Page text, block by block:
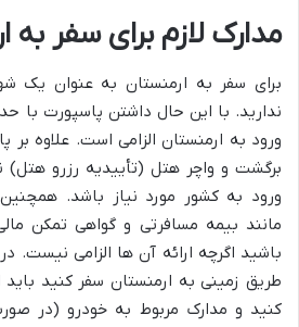
مدارک لازم برای سفر به
برای سفر به ارمنستان به عنوان یک
ورود به ارمنستان الزامی است. علاوه بر
برگشت و واچر هتل (تأییدیه رزرو
ورود به کشور مورد نیاز باشد.
مانند بیمه مسافرتی و گواهی تمکن
باشید اگرچه ارائه آن ها الزامی نیست.
طریق زمینی به ارمنستان سفر کنید باید
کنید و مدارک مربوط به خودرو (در